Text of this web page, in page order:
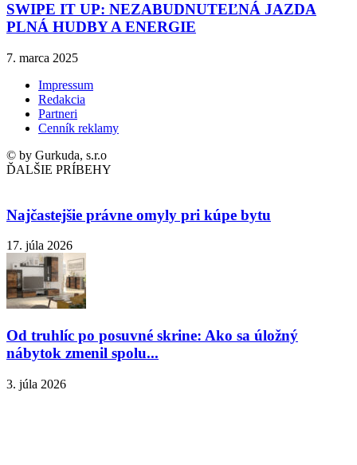
SWIPE IT UP: NEZABUDNUTEĽNÁ JAZDA
PLNÁ HUDBY A ENERGIE
7. marca 2025
Impressum
Redakcia
Partneri
Cenník reklamy
© by Gurkuda, s.r.o
ĎALŠIE PRÍBEHY
Najčastejšie právne omyly pri kúpe bytu
17. júla 2026
Od truhlíc po posuvné skrine: Ako sa úložný
nábytok zmenil spolu...
3. júla 2026